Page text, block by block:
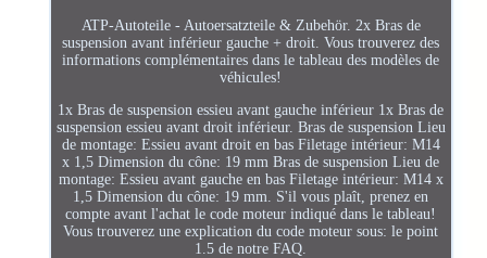
ATP-Autoteile - Autoersatzteile & Zubehör. 2x Bras de
suspension avant inférieur gauche + droit. Vous trouverez des
informations complémentaires dans le tableau des modèles de
véhicules!
1x Bras de suspension essieu avant gauche inférieur 1x Bras de
suspension essieu avant droit inférieur. Bras de suspension Lieu
de montage: Essieu avant droit en bas Filetage intérieur: M14
x 1,5 Dimension du cône: 19 mm Bras de suspension Lieu de
montage: Essieu avant gauche en bas Filetage intérieur: M14 x
1,5 Dimension du cône: 19 mm. S'il vous plaît, prenez en
compte avant l'achat le code moteur indiqué dans le tableau!
Vous trouverez une explication du code moteur sous: le point
1.5 de notre FAQ.